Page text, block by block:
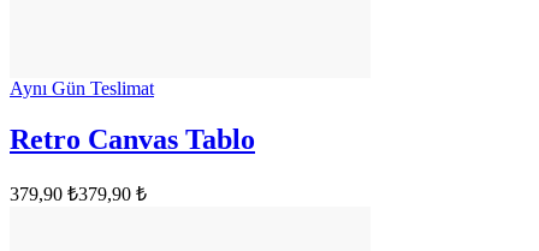
Aynı Gün Teslimat
Retro Canvas Tablo
379,90 ₺379,90 ₺